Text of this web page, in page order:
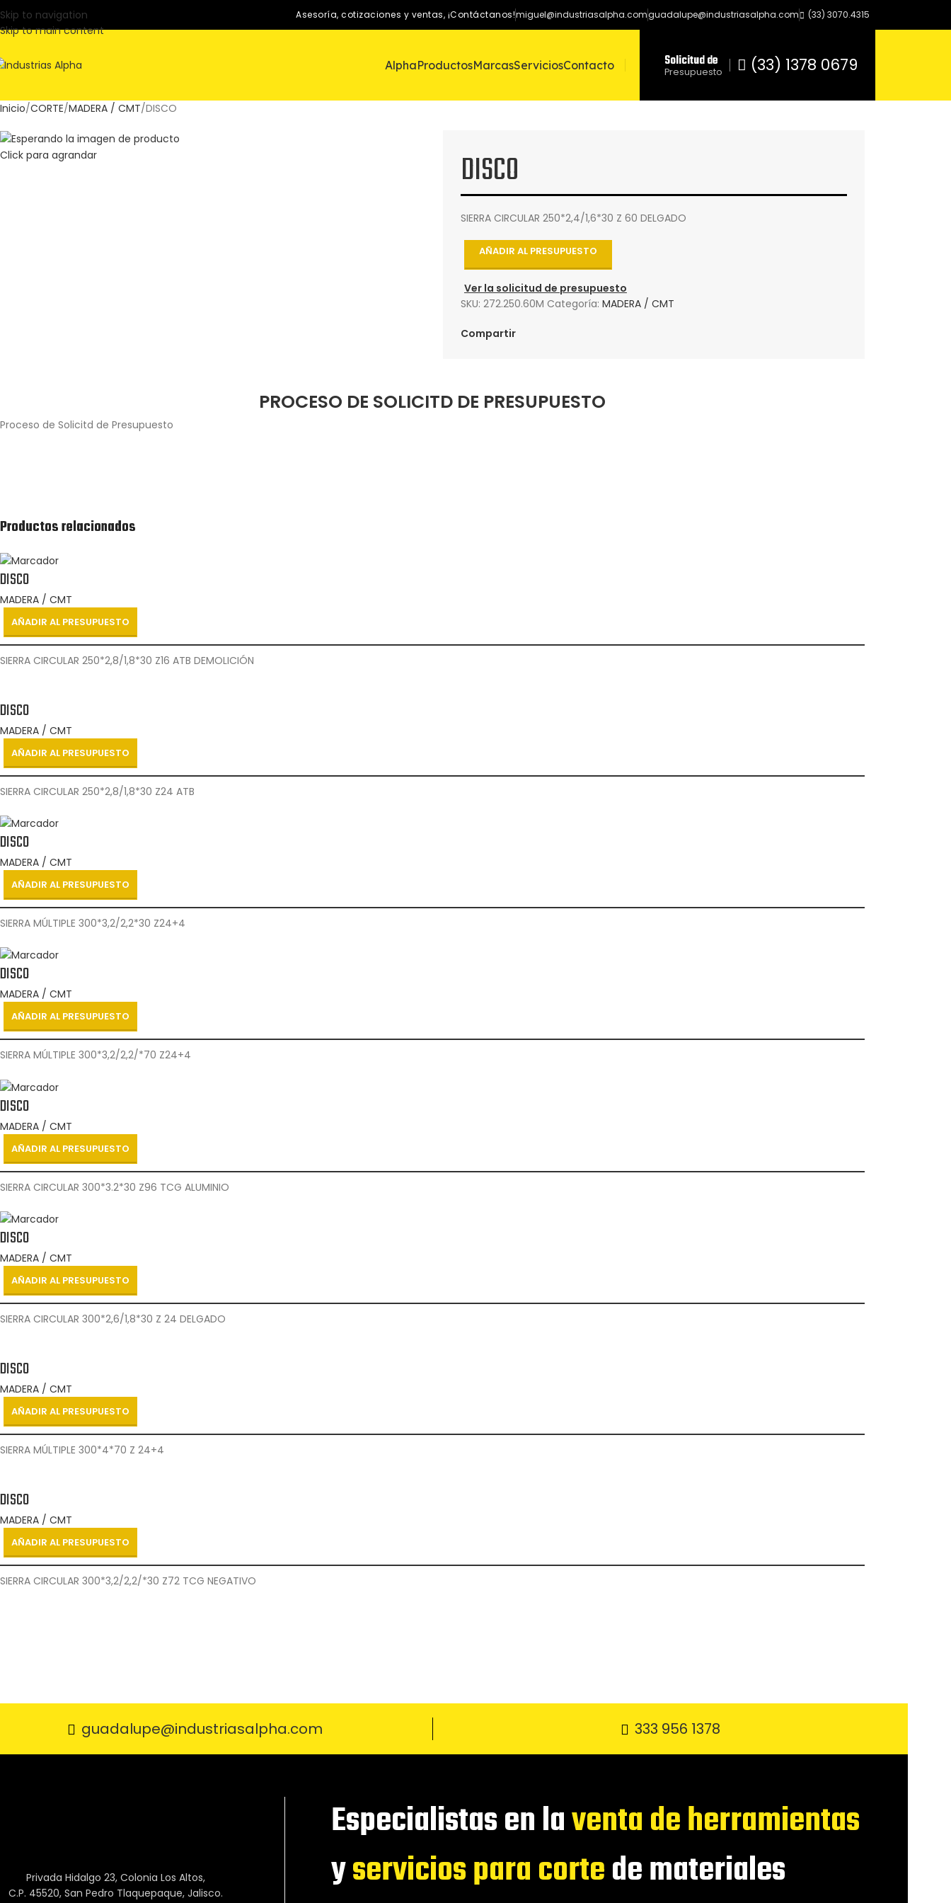
Skip to navigation
Skip to main content
Asesoría, cotizaciones y ventas, ¡Contáctanos!miguel@industriasalpha.comguadalupe@industriasalpha.com (33) 3070.4315
AlphaProductosMarcasServiciosContacto Solicitud de
Presupuesto (33) 1378 0679
Inicio CORTE MADERA / CMT DISCO
Click para agrandar DISCO
SIERRA CIRCULAR 250*2,4/1,6*30 Z 60 DELGADO
AÑADIR AL PRESUPUESTO
Ver la solicitud de presupuesto
SKU: 272.250.60M Categoría: MADERA / CMT
Compartir
PROCESO DE SOLICITD DE PRESUPUESTO
Proceso de Solicitd de Presupuesto
Productos relacionados
DISCO
MADERA / CMT
AÑADIR AL PRESUPUESTO
SIERRA CIRCULAR 250*2,8/1,8*30 Z16 ATB DEMOLICIÓN
DISCO
MADERA / CMT
AÑADIR AL PRESUPUESTO
SIERRA CIRCULAR 250*2,8/1,8*30 Z24 ATB
DISCO
MADERA / CMT
AÑADIR AL PRESUPUESTO
SIERRA MÚLTIPLE 300*3,2/2,2*30 Z24+4
DISCO
MADERA / CMT
AÑADIR AL PRESUPUESTO
SIERRA MÚLTIPLE 300*3,2/2,2/*70 Z24+4
DISCO
MADERA / CMT
AÑADIR AL PRESUPUESTO
SIERRA CIRCULAR 300*3.2*30 Z96 TCG ALUMINIO
DISCO
MADERA / CMT
AÑADIR AL PRESUPUESTO
SIERRA CIRCULAR 300*2,6/1,8*30 Z 24 DELGADO
DISCO
MADERA / CMT
AÑADIR AL PRESUPUESTO
SIERRA MÚLTIPLE 300*4*70 Z 24+4
DISCO
MADERA / CMT
AÑADIR AL PRESUPUESTO
SIERRA CIRCULAR 300*3,2/2,2/*30 Z72 TCG NEGATIVO
guadalupe@industriasalpha.com 333 956 1378
Privada Hidalgo 23, Colonia Los Altos,
C.P. 45520, San Pedro Tlaquepaque, Jalisco.
Especialistas en laventa de herramientas
yservicios para cortede materiales